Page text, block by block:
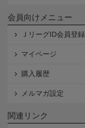
会員向けメニュー
ＪリーグID会員登録
マイページ
購入履歴
メルマガ設定
関連リンク